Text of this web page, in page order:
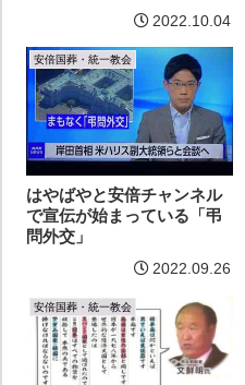
2022.10.04
安倍国葬・統一教会
はやばやと安倍チャンネル
で宣伝が始まっている「弔
問外交」
2022.09.26
安倍国葬・統一教会